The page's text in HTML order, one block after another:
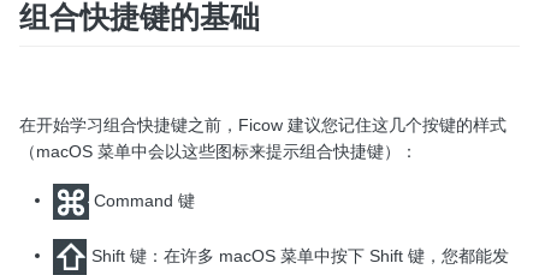
组合快捷键的基础
在开始学习组合快捷键之前，Ficow 建议您记住这几个按键的样式
（macOS 菜单中会以这些图标来提示组合快捷键）：
Command 键
Shift 键：在许多 macOS 菜单中按下 Shift 键，您都能发